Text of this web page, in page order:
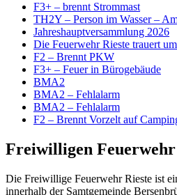
F3+ – brennt Strommast
TH2Y – Person im Wasser –
Jahreshauptversammlung 2026
Die Feuerwehr Rieste trauert
F2 – Brennt PKW
F3+ – Feuer in Bürogebäude
BMA2
BMA2 – Fehlalarm
BMA2 – Fehlalarm
F2 – Brennt Vorzelt auf
Freiwilligen Feuerwehr
Die Freiwillige Feuerwehr Rieste ist
innerhalb der Samtgemeinde